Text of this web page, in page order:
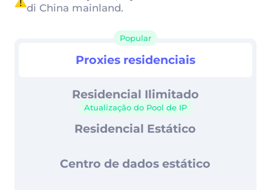
Controle avançado de sessão
99,67% de taxa de sucesso
Suporte 24/7
di China mainland.
Proxies residenciais
Popular
Residencial Ilimitado
Residencial Estático
Atualização do Pool de IP
Centro de dados estático
Proxies residenciais